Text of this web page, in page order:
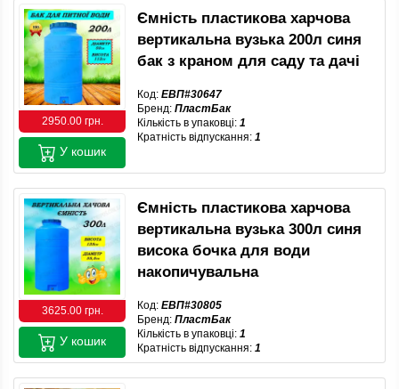
2950.00 грн.
Ємність пластикова харчова
вертикальна вузька 200л синя
бак з краном для саду та дачі
Код: ЕВП#30647
Бренд: ПластБак
Кількість в упаковці: 1
Кратність відпускання: 1
У кошик
3625.00 грн.
Ємність пластикова харчова
вертикальна вузька 300л синя
висока бочка для води
накопичувальна
Код: ЕВП#30805
Бренд: ПластБак
Кількість в упаковці: 1
Кратність відпускання: 1
У кошик